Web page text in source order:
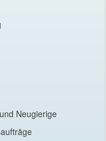
Neugierige